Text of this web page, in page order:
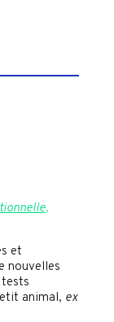
,
et
nouvelles
animal, ex